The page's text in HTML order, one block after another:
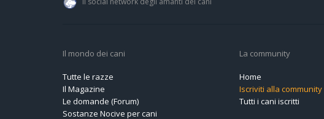
Il mondo dei cani
Tutte le razze
Il Magazine
Le domande (Forum)
Sostanze Nocive per cani
La community
Home
Iscriviti alla community
Tutti i cani iscritti